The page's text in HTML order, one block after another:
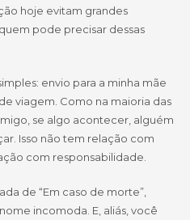
hoje evitam grandes
pode precisar dessas
envio para a minha mãe
viagem. Como na maioria das
se algo acontecer, alguém
Isso não tem relação com
com responsabilidade.
de “Em caso de morte”,
incomoda. E, aliás, você